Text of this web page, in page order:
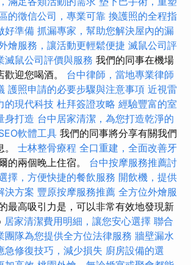
的徵信公司，專業可靠 換護照的全程指
好準備 抓漏專家，幫助您解決屋內的漏
燴服務，讓活動更輕鬆便捷 滅鼠公司評
滅鼠公司評價與服務 我們的同事在機場
迎您喝酒。 台中律師，當地專業律師
護照申請的必要步驟與注意事項 近視雷
的現代科技 杜拜簽證攻略 經驗豐富的室
身打造 台中居家清潔，為您打造乾淨的
軟體工具 我們的同事將分享有關我們
。 士林整骨療程 全口重建，全面改善牙
的兩個晚上住宿。 台中按摩服務推薦討
擇，方便快捷的餐飲服務 開飲機，提供
決方案 豐原按摩服務推薦 全方位外燴服
最高吸引力是，可以非常有效地發現新
居家清潔費用明細，讓您安心選擇 聯合
團隊為您提供全方位法律服務 牆壁漏水
急修復技巧，減少損失 廚房設備的選